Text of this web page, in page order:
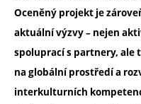
Oceněný projekt je
aktuální výzvy – nejen
spoluprací s partnery, ale
na globální prostředí a
interkulturních